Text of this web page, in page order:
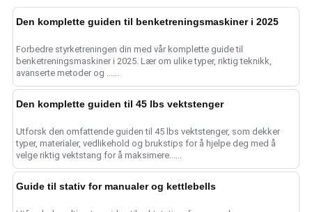
Den komplette guiden til benketreningsmaskiner i 2025
Forbedre styrketreningen din med vår komplette guide til
benketreningsmaskiner i 2025. Lær om ulike typer, riktig teknikk,
avanserte metoder og ......
Den komplette guiden til 45 lbs vektstenger
Utforsk den omfattende guiden til 45 lbs vektstenger, som dekker
typer, materialer, vedlikehold og brukstips for å hjelpe deg med å
velge riktig vektstang for å maksimere......
Guide til stativ for manualer og kettlebells